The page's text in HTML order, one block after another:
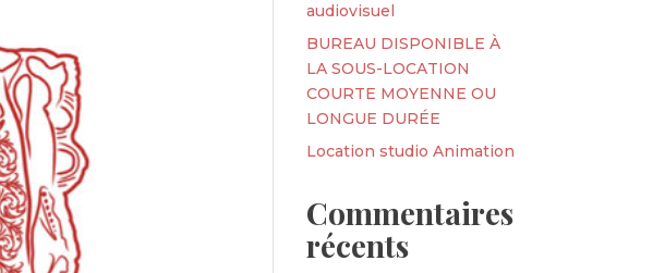
audiovisuel
BUREAU DISPONIBLE À
LA SOUS-LOCATION
COURTE MOYENNE OU
LONGUE DURÉE
Location studio Animation
Commentaires
récents